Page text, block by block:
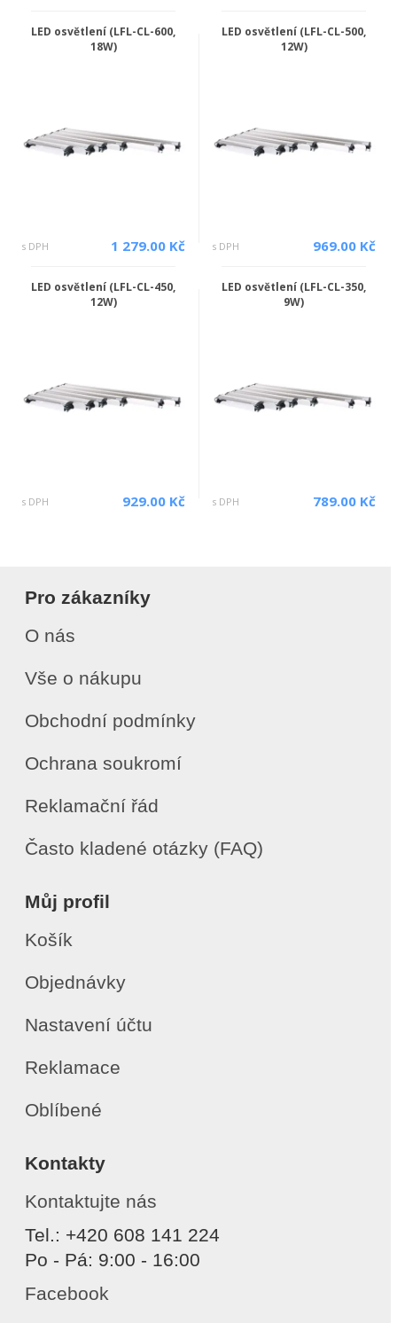
LED osvětlení (LFL-CL-600,
18W)
s DPH 1 279.00 Kč
LED osvětlení (LFL-CL-500,
12W)
s DPH 969.00 Kč
LED osvětlení (LFL-CL-450,
12W)
s DPH 929.00 Kč
LED osvětlení (LFL-CL-350,
9W)
s DPH 789.00 Kč
Pro zákazníky
O nás
Vše o nákupu
Obchodní podmínky
Ochrana soukromí
Reklamační řád
Často kladené otázky (FAQ)
Můj profil
Košík
Objednávky
Nastavení účtu
Reklamace
Oblíbené
Kontakty
Kontaktujte nás
Tel.: +420 608 141 224
Po - Pá: 9:00 - 16:00
Facebook